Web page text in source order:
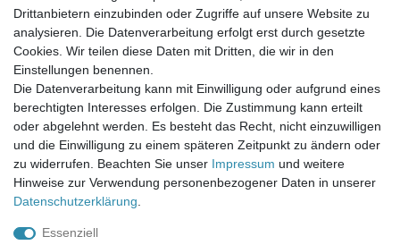
Mein Warenkorb
Mein Merkzettel
Mein Konto
UNSER LADENGESCHÄFT
Gottlieb-Daimler-Str. 10
33334 Gütersloh
ÖFFNUNGSZEITEN
Montag - Dienstag: 8.00 - 18.00 Uhr, Mittwoch Ruhetag,
Donnerstag: 8.00 - 18.00 Uhr, Freitag 8.00 - 14.00 Uhr
Drittanbietern einzubinden oder Zugriffe auf unsere Website zu
analysieren. Die Datenverarbeitung erfolgt erst durch gesetzte
Cookies. Wir teilen diese Daten mit Dritten, die wir in den
Einstellungen benennen.
Die Datenverarbeitung kann mit Einwilligung oder aufgrund eines
berechtigten Interesses erfolgen. Die Zustimmung kann erteilt
oder abgelehnt werden. Es besteht das Recht, nicht einzuwilligen
und die Einwilligung zu einem späteren Zeitpunkt zu ändern oder
zu widerrufen. Beachten Sie unser Impressum und weitere
Hinweise zur Verwendung personenbezogener Daten in unserer
Daten­schutz­erklärung
Essenziell